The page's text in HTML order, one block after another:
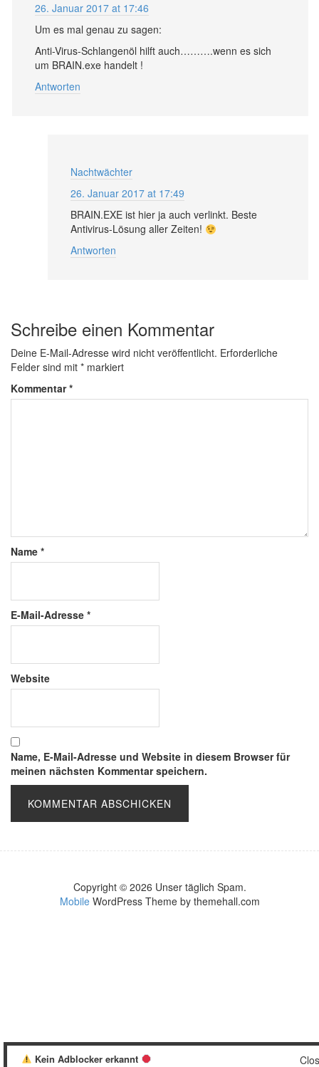
26. Januar 2017 at 17:46
Um es mal genau zu sagen:
Anti-Virus-Schlangenöl hilft auch……….wenn es sich
um BRAIN.exe handelt !
Antworten
Nachtwächter
26. Januar 2017 at 17:49
BRAIN.EXE ist hier ja auch verlinkt. Beste
Antivirus-Lösung aller Zeiten!
Antworten
Schreibe einen Kommentar
Deine E-Mail-Adresse wird nicht veröffentlicht. Erforderliche
Felder sind mit * markiert
Kommentar*
Name *
E-Mail-Adresse *
Website
Name, E-Mail-Adresse und Website in diesem Browser für
meinen nächsten Kommentar speichern.
Copyright © 2026 Unser täglich Spam.
MobileWordPress Theme by themehall.com
Kein Adblocker erkannt